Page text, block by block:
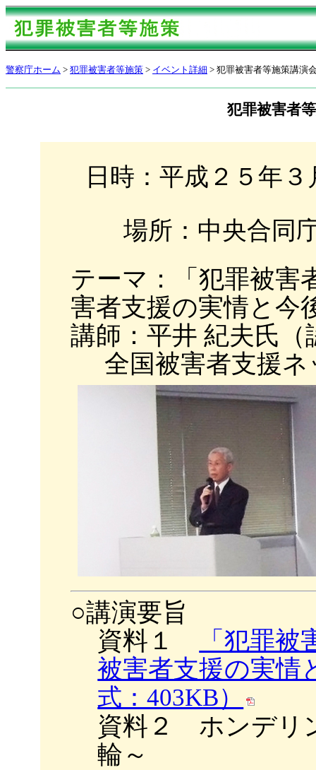
警察庁ホーム > 犯罪被害者等施策 > イベント詳細 > 犯罪被害者等施策講演
犯罪被害者
日時：平成２５年
場所：中央合同
テーマ：「犯罪被害
害者支援の実情と今
講師：平井 紀夫氏
全国被害者支援
○講演要旨
資料１
「犯罪
被害者支援の実情
式：403KB）
資料２ ホンデリ
輪～